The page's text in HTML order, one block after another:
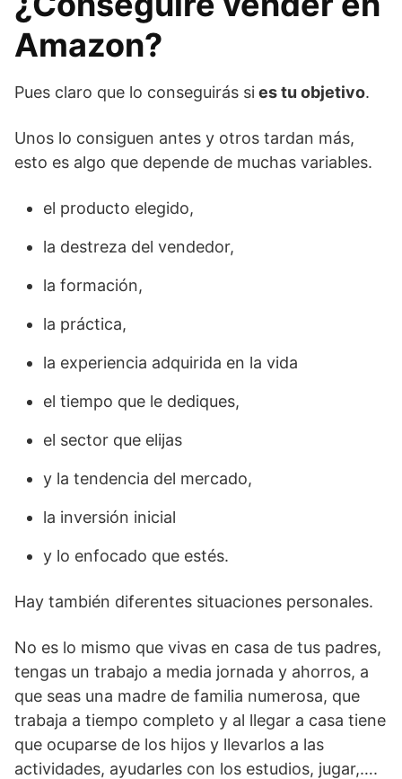
Amazon?
Pues claro que lo conseguirás si es tu objetivo.
Unos lo consiguen antes y otros tardan más,
esto es algo que depende de muchas variables.
el producto elegido,
la destreza del vendedor,
la formación,
la práctica,
la experiencia adquirida en la vida
el tiempo que le dediques,
el sector que elijas
y la tendencia del mercado,
la inversión inicial
y lo enfocado que estés.
Hay también diferentes situaciones personales.
No es lo mismo que vivas en casa de tus padres,
tengas un trabajo a media jornada y ahorros, a
que seas una madre de familia numerosa, que
trabaja a tiempo completo y al llegar a casa tiene
que ocuparse de los hijos y llevarlos a las
actividades, ayudarles con los estudios, jugar,….